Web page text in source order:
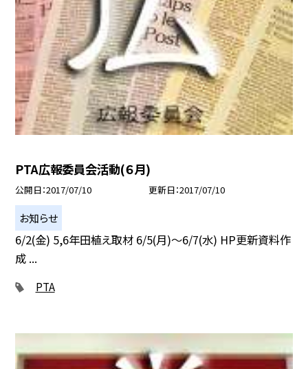
PTA広報委員会活動(６月)
公開日 2017/07/10 更新日 2017/07/10
お知らせ
6/2(金) 5,6年田植え取材 6/5(月)〜6/7(水) HP更新資料作
成 ...
PTA